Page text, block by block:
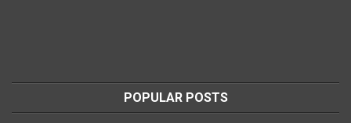
POPULAR POSTS